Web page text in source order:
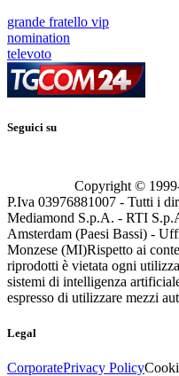
grande fratello vip
nomination
televoto
Seguici su
Copyright ©
P.Iva 03976881007 - Tutti i
Mediamond S.p.A. - RTI
Amsterdam (Paesi Bassi) -
Monzese (MI)Rispetto ai
riprodotti è vietata ogni
sistemi di intelligenza
espresso di utilizzare mezzi
Legal
CorporatePrivacy Policy